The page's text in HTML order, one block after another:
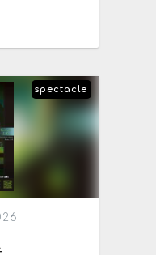
spectacle